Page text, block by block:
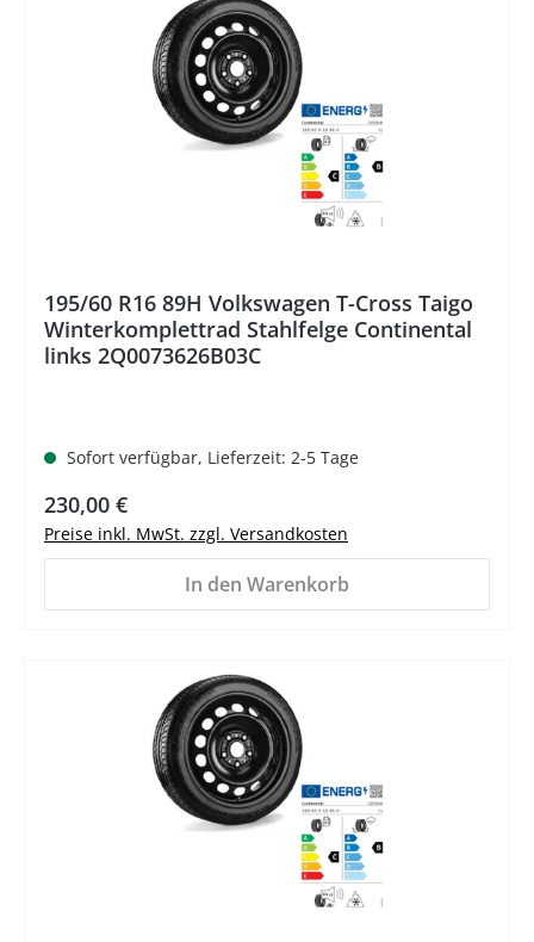
195/60 R16 89H Volkswagen T-Cross Taigo
Winterkomplettrad Stahlfelge Continental
links 2Q0073626B03C
Sofort verfügbar, Lieferzeit: 2-5 Tage
Regulärer Preis:
230,00 €
Preise inkl. MwSt. zzgl. Versandkosten
In den Warenkorb